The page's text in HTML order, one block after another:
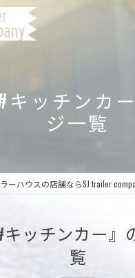
キッチンカ
ジ一覧
ーハウスの店舗ならSJ trailer
キッチンカー』
覧